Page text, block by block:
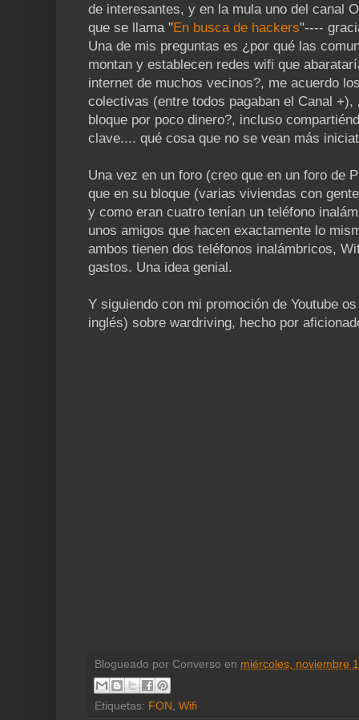
de interesantes, y en la mula uno del canal
que se llama "En busca de hackers"----
Una de mis preguntas es ¿por qué las
montan y establecen redes wifi que
internet de muchos vecinos?, me acuerdo
colectivas (entre todos pagaban el Canal
bloque por poco dinero?, incluso
clave.... qué cosa que no se vean más
Una vez en un foro (creo que en un foro de
que en su bloque (varias viviendas con
y como eran cuatro tenían un teléfono
unos amigos que hacen exactamente lo
ambos tienen dos teléfonos inalámbricos,
gastos. Una idea genial.
Y siguiendo con mi promoción de Youtube
inglés) sobre wardriving, hecho por
Blogueado por Converso en miércoles, noviembre
Etiquetas: FON Wifi